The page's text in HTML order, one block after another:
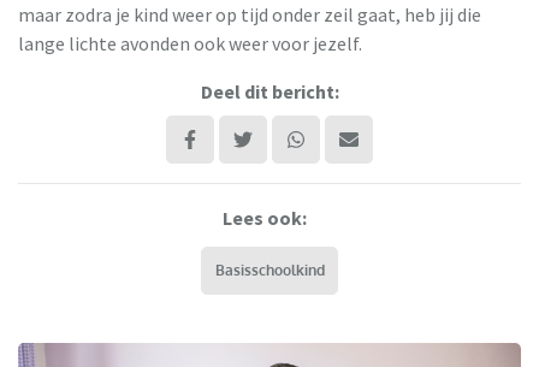
maar zodra je kind weer op tijd onder zeil gaat, heb jij die
lange lichte avonden ook weer voor jezelf.
Deel dit bericht:
Lees ook:
Basisschoolkind